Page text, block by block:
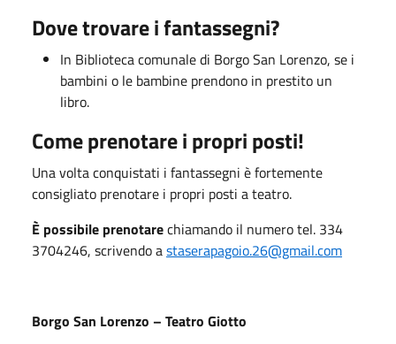
Dove trovare i fantassegni?
In Biblioteca comunale di Borgo San Lorenzo, se i
bambini o le bambine prendono in prestito un
libro.
Come prenotare i propri posti!
Una volta conquistati i fantassegni è fortemente
consigliato prenotare i propri posti a teatro.
È possibile prenotarechiamando il numero tel. 334
3704246, scrivendo astaserapagoio.26@gmail.com
Borgo San Lorenzo – Teatro Giotto